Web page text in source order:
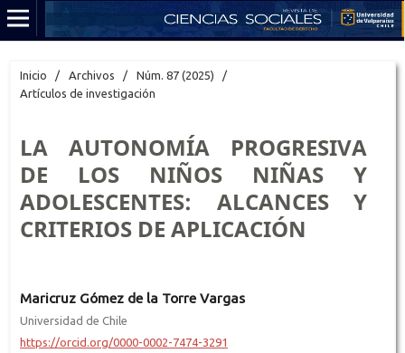
Inicio / Archivos / Núm. 87 (2025)
/
Artículos de investigación
LA AUTONOMÍA PROGRESIVA
DE LOS NIÑOS NIÑAS Y
ADOLESCENTES: ALCANCES Y
CRITERIOS DE APLICACIÓN
Maricruz Gómez de la Torre Vargas
Universidad de Chile
https://orcid.org/0000-0002-7474-3291